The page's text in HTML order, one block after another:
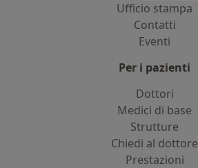
Ufficio stampa
Contatti
Eventi
Per i pazienti
Dottori
Medici di base
Strutture
Chiedi al dottore
Prestazioni